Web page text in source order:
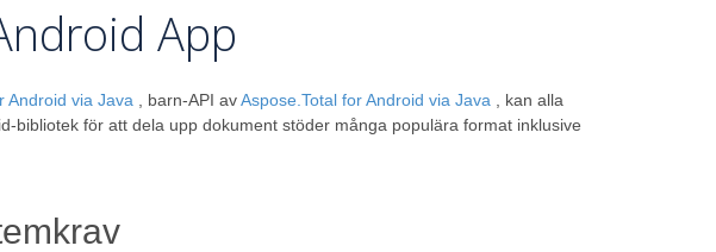
App
Android via Java , barn-API avAspose.Total for Android via Java , kan alla
bibliotek för att dela upp dokument stöder många populära format inklusive